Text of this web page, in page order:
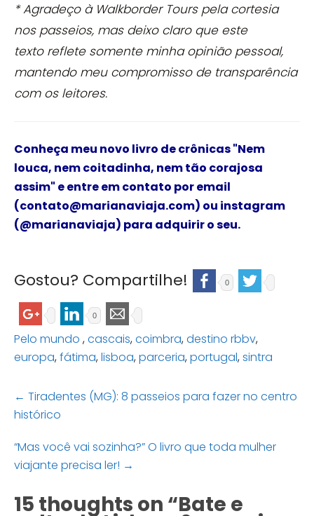
* Agradeço à Walkborder Tours pela cortesia
nos passeios, mas deixoclaro que este
texto reflete somente minha opinião pessoal,
mantendo meu compromisso de transparência
com os leitores.
Conheça meu novo livro de crônicas"Nem
louca, nem coitadinha, nem tão corajosa
assim" eentre em contato por email
(contato@marianaviaja.com) ou instagram
(@marianaviaja) para adquirir o seu.
Gostou? Compartilhe! 0
0
Pelo mundo ,cascais,coimbra,destino rbbv,
europa,fátima,lisboa,parceria,portugal,sintra
Post
navigation
← Tiradentes (MG): 8 passeios para fazer no centro
histórico
“Mas você vai sozinha?” O livro que toda mulher
viajante precisa ler! →
15 thoughts on “Bate e